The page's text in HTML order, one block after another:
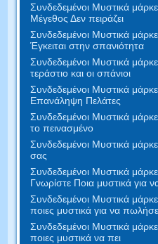
Συνδεδεμένοι Μυστικά
Μέγεθος Δεν πειράζει
Συνδεδεμένοι Μυστικά
Έγκειται στην σπανιότητα
Συνδεδεμένοι Μυστικά
τεράστιο και οι σπάνιοι
Συνδεδεμένοι Μυστικά
Επανάληψη Πελάτες
Συνδεδεμένοι Μυστικά
το πεινασμένο
Συνδεδεμένοι Μυστικά
σας
Συνδεδεμένοι Μυστικά
Γνωρίστε Ποια μυστικά για
Συνδεδεμένοι Μυστικά
ποιες μυστικά για να
Συνδεδεμένοι Μυστικά
ποιες μυστικά να πει